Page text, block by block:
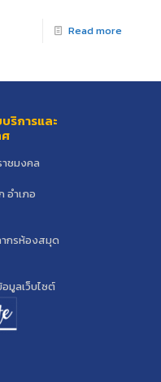
Read more
ริการและ
าชมงคล
อำเภอ
กรห้องสมุด
มูลเว็บไซต์